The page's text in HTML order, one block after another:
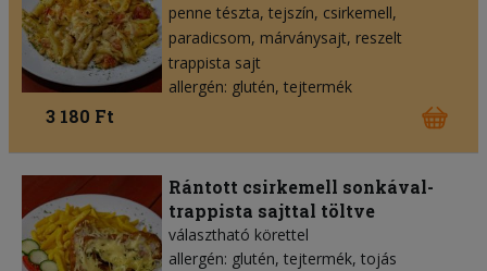
penne tészta tejszín csirkemell
paradicsom márványsajt reszelt
trappista sajt
allergén: glutén, tejtermék
3 180 Ft
Rántott csirkemell sonkával-
trappista sajttal töltve
választható körettel
allergén: glutén, tejtermék, tojás